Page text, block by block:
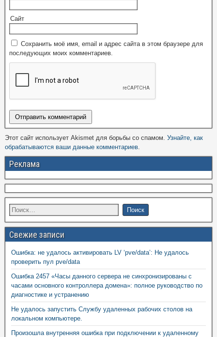
Сайт
Сохранить моё имя, email и адрес сайта в этом браузере для
последующих моих комментариев.
Этот сайт использует Akismet для борьбы со спамом. Узнайте, как
обрабатываются ваши данные комментариев.
Реклама
Свежие записи
Ошибка: не удалось активировать LV ‘pve/data’: Не удалось
проверить пул pve/data
Ошибка 2457 «Часы данного сервера не синхронизированы с
часами основного контроллера домена»: полное руководство по
диагностике и устранению
Не удалось запустить Службу удаленных рабочих столов на
локальном компьютере.
Произошла внутренняя ошибка при подключении к удаленному